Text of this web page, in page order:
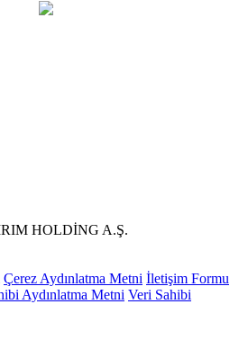
HOLDİNG A.Ş.
Çerez Aydınlatma Metni İletişim Formu
Aydınlatma Metni Veri Sahibi